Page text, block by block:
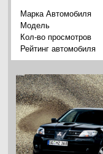
Марка Автомобиля
Модель
Кол-во просмотров
Рейтинг автомобиля